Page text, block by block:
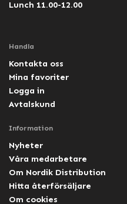
Lunch 11.00-12.00
Handla
Kontakta oss
Mina favoriter
Logga in
Avtalskund
Information
Nyheter
Våra medarbetare
Om Nordik Distribution
Hitta återförsäljare
Om cookies